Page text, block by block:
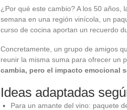
¿Por qué este cambio? A los 50 años,
semana en una región vinícola, un
curso de cocina aportan un recuerdo
Concretamente, un grupo de amigos
reunir la misma suma para ofrecer un
cambia, pero el impacto emocional
Ideas adaptadas
Para un amante del vino: paquete